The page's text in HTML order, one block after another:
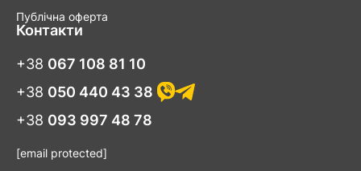
Публічна оферта
Контакти
+38 067 108 81 10
+38 050 440 43 38
+38 093 997 48 78
[email protected]